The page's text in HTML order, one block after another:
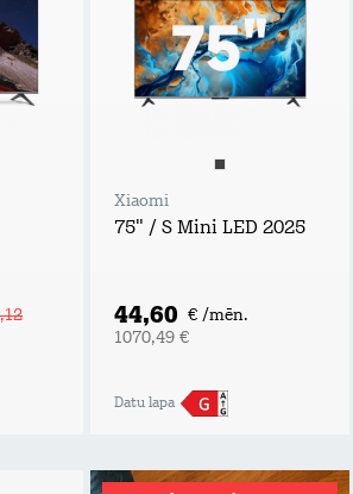
Xiaomi
75" / S Mini LED 2025
44,60 € /mēn.
1070,49 €
Datu lapa